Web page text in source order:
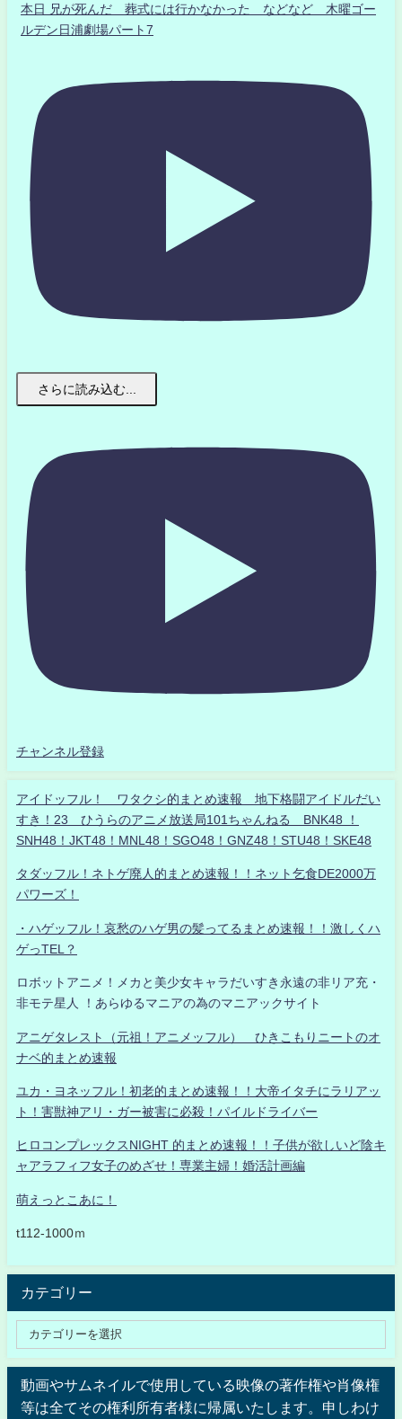
本日 兄が死んだ 葬式には行かなかった などなど 木曜ゴー
ルデン日浦劇場パート7
さらに読み込む...
チャンネル登録
アイドッフル！ ワタクシ的まとめ速報 地下格闘アイドルだい
すき！23 ひうらのアニメ放送局101ちゃんねる BNK48 ！
SNH48！JKT48！MNL48！SGO48！GNZ48！STU48！SKE48
タダッフル！ネトゲ廃人的まとめ速報！！ネット乞食DE2000万
パワーズ！
・ハゲッフル！哀愁のハゲ男の髪ってるまとめ速報！！激しくハ
ゲっTEL？
ロボットアニメ！メカと美少女キャラだいすき永遠の非リア充・
非モテ星人 ！あらゆるマニアの為のマニアックサイト
アニゲタレスト（元祖！アニメッフル） ひきこもりニートのオ
ナベ的まとめ速報
ユカ・ヨネッフル！初老的まとめ速報！！大帝イタチにラリアッ
ト！害獣神アリ・ガー被害に必殺！パイルドライバー
ヒロコンプレックスNIGHT 的まとめ速報！！子供が欲しいど陰キ
ャアラフィフ女子のめざせ！専業主婦！婚活計画編
萌えっとこあに！
t112-1000ｍ
カテゴリー
動画やサムネイルで使用している映像の著作権や肖像権
等は全てその権利所有者様に帰属いたします。申しわけ